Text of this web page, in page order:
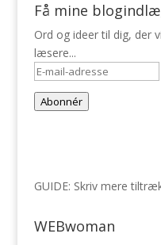
Få mine
Ord og ideer til dig, der
læsere...
E-
mail-
adresse
Abonnér
GUIDE: Skriv mere
WEBwoman